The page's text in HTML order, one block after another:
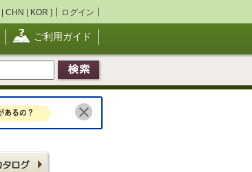
| CHN | KOR ] ログイン
ご利用ガイド